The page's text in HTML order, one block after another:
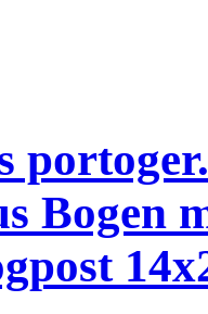
Bogen